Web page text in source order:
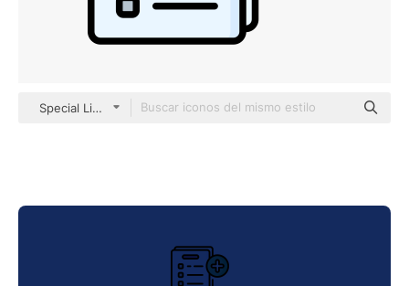
Special Lineal color